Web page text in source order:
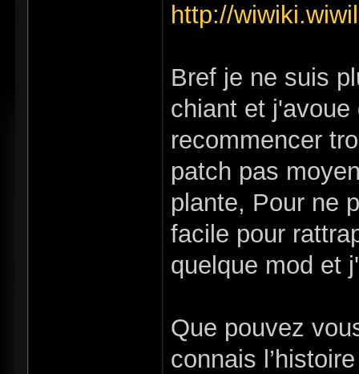
http://
Bref je ne suis
chiant et
recommencer
patch pas
plante, Pour ne
facile pour
quelque mod et
Que pouvez
connais